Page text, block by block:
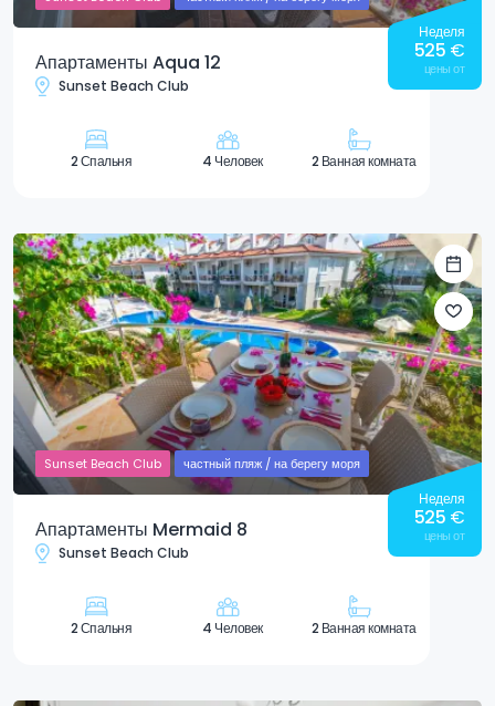
Апартаменты Aqua 12
Sunset Beach Club
Неделя
525 €
цены от
2 Спальня 4 Человек 2 Ванная комната
Sunset Beach Club частный пляж / на берегу моря
Апартаменты Mermaid 8
Sunset Beach Club
Неделя
525 €
цены от
2 Спальня 4 Человек 2 Ванная комната